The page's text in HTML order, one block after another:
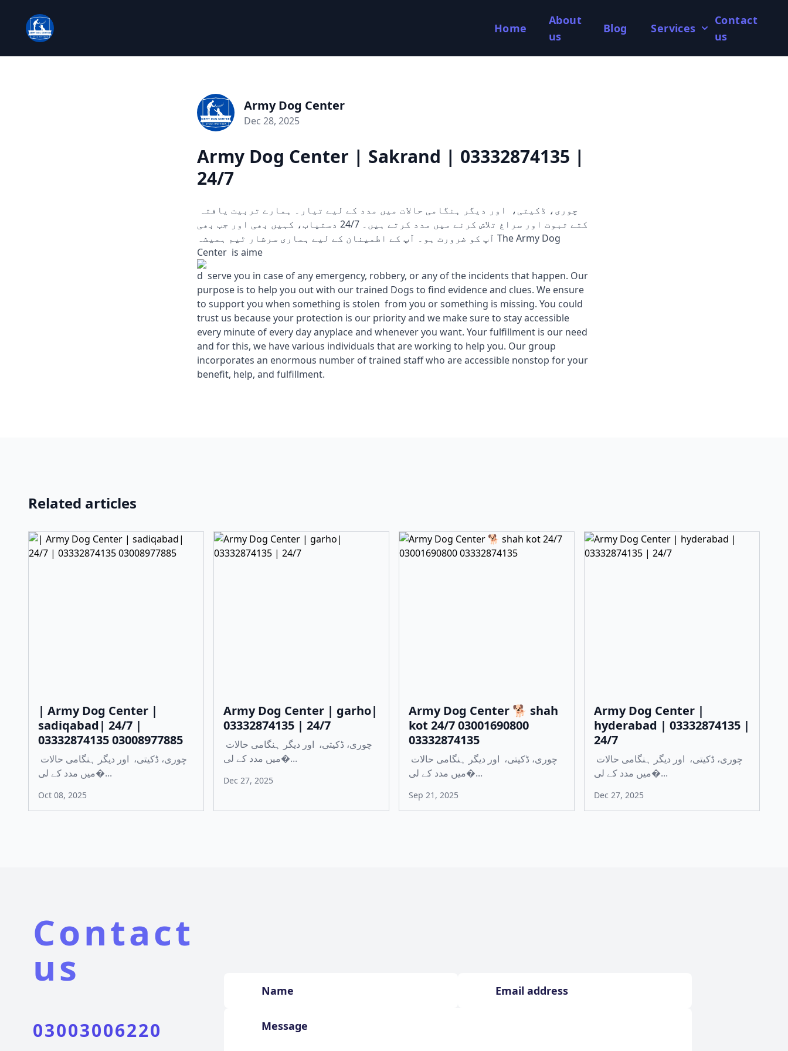
Home
About
us
Blog Services
Contact
us
Army Dog Center
Dec 28, 2025
Army Dog Center | Sakrand | 03332874135 |
24/7
کتے ثبوت اور سراغ تلاش کرنے میں مدد کرتے ہیں۔ 24/7 دستیاب، کہیں بھی اور جب بھی
آپ کو ضرورت ہو۔ آپ کے اطمینان کے لیے ہماری سرشار ٹیم ہمیشہ The Army Dog
Center is aime
d serve you in case of any emergency, robbery, or any of the incidents that happen. Our
purpose is to help you out with our trained Dogs to find evidence and clues. We ensure
to support you when something is stolen from you or something is missing. You could
trust us because your protection is our priority and we make sure to stay accessible
every minute of every day anyplace and whenever you want. Your fulfillment is our need
and for this, we have various individuals that are working to help you. Our group
incorporates an enormous number of trained staff who are accessible nonstop for your
benefit, help, and fulfillment.
Related articles
| Army Dog Center |
sadiqabad| 24/7 |
03332874135 03008977885
میں مدد کے لی�...
Oct 08, 2025
Army Dog Center | garho|
03332874135 | 24/7
میں مدد کے لی�...
Dec 27, 2025
Army Dog Center 🐕 shah
kot 24/7 03001690800
03332874135
میں مدد کے لی�...
Sep 21, 2025
Army Dog Center |
hyderabad | 03332874135 |
24/7
میں مدد کے لی�...
Dec 27, 2025
Contact
us
03003006220